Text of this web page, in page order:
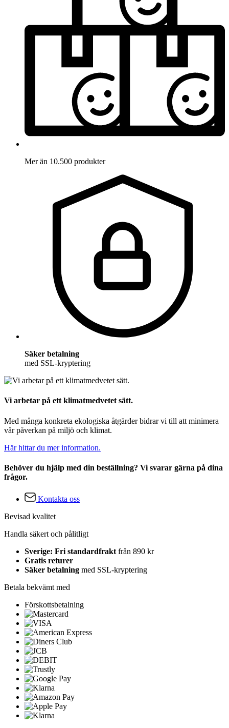
Mer än 10.500 produkter
Säker betalning
med SSL-kryptering
Vi arbetar på ett klimatmedvetet sätt.
Med många konkreta ekologiska åtgärder bidrar vi till att minimera
vår påverkan på miljö och klimat.
Här hittar du mer information.
Behöver du hjälp med din beställning? Vi svarar gärna på dina
frågor.
Kontakta oss
Bevisad kvalitet
Handla säkert och pålitligt
Sverige: Fri standardfrakt från 890 kr
Gratis returer
Säker betalning med SSL-kryptering
Betala bekvämt med
Förskottsbetalning